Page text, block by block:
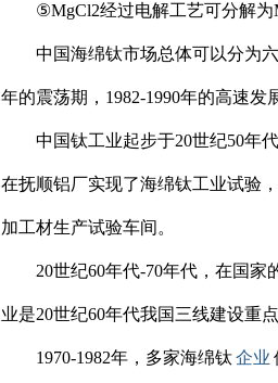
⑤MgCl2经过电解工艺可分解为
中国海绵钛市场总体可以分为六
年的震荡期，1982-1990年的高速发
中国钛工业起步于20世纪50年代
在抚顺铝厂实现了海绵钛工业试验
加工材生产试验车间。
20世纪60年代-70年代，在国家
业是20世纪60年代我国三线建设重
1970-1982年，多家海绵钛企业